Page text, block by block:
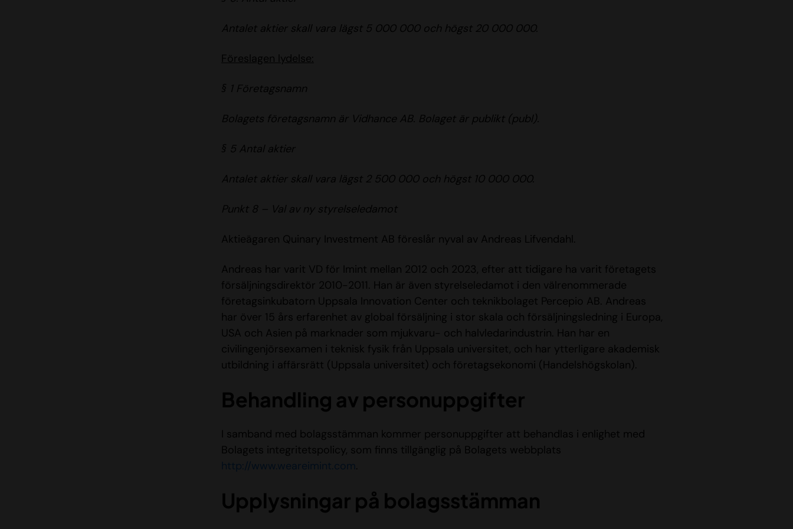
Antalet aktier skall vara lägst 5 000 000 och högst 20 000 000.
Föreslagen lydelse:
§ 1 Företagsnamn
Bolagets företagsnamn är Vidhance AB. Bolaget är publikt (publ).
§ 5 Antal aktier
Antalet aktier skall vara lägst 2 500 000 och högst 10 000 000.
Punkt 8 – Val av ny styrelseledamot
Aktieägaren Quinary Investment AB föreslår nyval av Andreas Lifvendahl.
Andreas har varit VD för Imint mellan 2012 och 2023, efter att tidigare ha varit företagets
försäljningsdirektör 2010-2011. Han är även styrelseledamot i den välrenommerade
företagsinkubatorn Uppsala Innovation Center och teknikbolaget Percepio AB. Andreas
har över 15 års erfarenhet av global försäljning i stor skala och försäljningsledning i Europa,
USA och Asien på marknader som mjukvaru- och halvledarindustrin. Han har en
civilingenjörsexamen i teknisk fysik från Uppsala universitet, och har ytterligare akademisk
utbildning i affärsrätt (Uppsala universitet) och företagsekonomi (Handelshögskolan).
Behandling av personuppgifter
I samband med bolagsstämman kommer personuppgifter att behandlas i enlighet med
Bolagets integritetspolicy, som finns tillgänglig på Bolagets webbplats
http://www.weareimint.com.
Upplysningar på bolagsstämman